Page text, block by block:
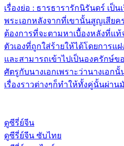
เรื่องย่อ : ธารธารารักนิรันดร์ เป็น
พระเอกหลังจากที่เขานั้นสูญเสียค
ต้องการที่จะตามหาเบื้องหลังที่แท้
ตัวเองที่ถูกใส่ร้ายให้ได้โดยการแ
และสามารถเข้าไปเป็นองครักษ์
ศัตรูกับนางเอกเพราะว่านางเอก
เรื่องราวต่างๆก็ทำให้ทั้งคู่นั้นผ่า
ดูซีรี่ย์จีน
ดูซีรี่ย์จีน ซับไทย